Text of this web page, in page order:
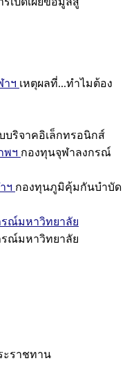
าฯ เหตุผลที่...ทำไมต้อง
บริจาคอิเล็กทรอนิกส์
พฯ กองทุนจุฬาลงกรณ์
ฯ กองทุนภูมิคุ้มกันบำบัด
รณ์มหาวิทยาลัย
รณ์มหาวิทยาลัย
ะราชทาน